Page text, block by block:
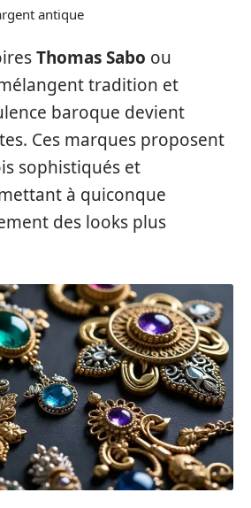
antique
Thomas Sabo ou
tradition et
baroque devient
Ces marques proposent
sophistiqués et
à quiconque
des looks plus